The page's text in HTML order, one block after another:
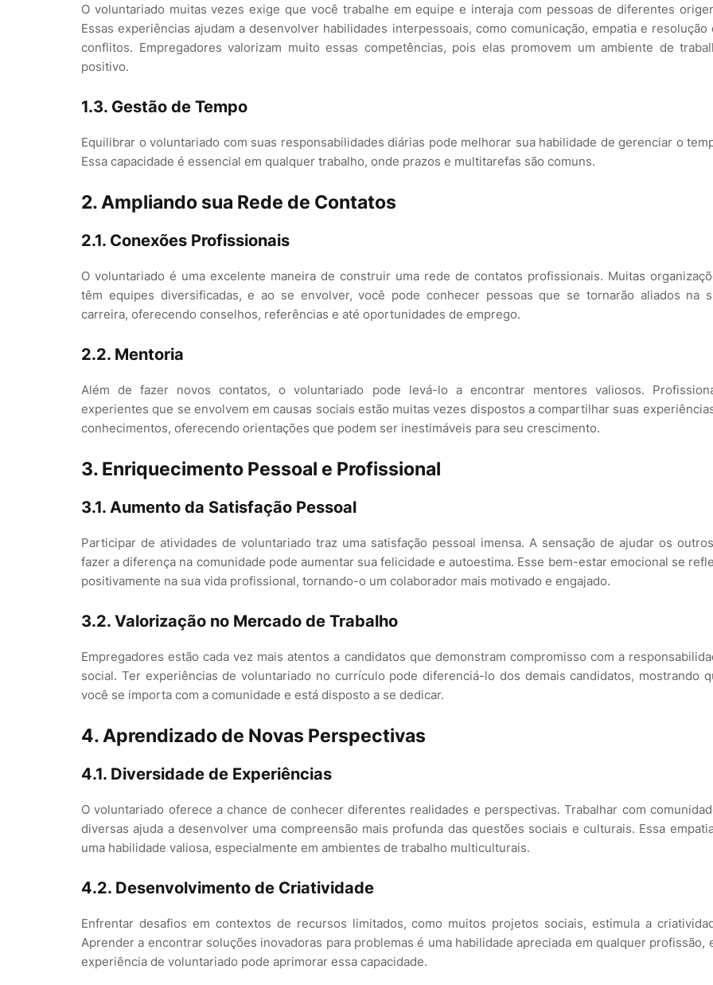
O voluntariado muitas vezes exige que você trabalhe em equipe e interaja com pessoas de diferentes
Essas experiências ajudam a desenvolver habilidades interpessoais, como comunicação, empatia e resolução
conflitos. Empregadores valorizam muito essas competências, pois elas promovem um ambiente de
positivo.
1.3. Gestão de Tempo
Equilibrar o voluntariado com suas responsabilidades diárias pode melhorar sua habilidade de gerenciar o
Essa capacidade é essencial em qualquer trabalho, onde prazos e multitarefas são comuns.
2. Ampliando sua Rede de Contatos
2.1. Conexões Profissionais
O voluntariado é uma excelente maneira de construir uma rede de contatos profissionais. Muitas
têm equipes diversificadas, e ao se envolver, você pode conhecer pessoas que se tornarão aliados na
carreira, oferecendo conselhos, referências e até oportunidades de emprego.
2.2. Mentoria
Além de fazer novos contatos, o voluntariado pode levá-lo a encontrar mentores valiosos.
experientes que se envolvem em causas sociais estão muitas vezes dispostos a compartilhar suas
conhecimentos, oferecendo orientações que podem ser inestimáveis para seu crescimento.
3. Enriquecimento Pessoal e Profissional
3.1. Aumento da Satisfação Pessoal
Participar de atividades de voluntariado traz uma satisfação pessoal imensa. A sensação de ajudar os
fazer a diferença na comunidade pode aumentar sua felicidade e autoestima. Esse bem-estar emocional se
positivamente na sua vida profissional, tornando-o um colaborador mais motivado e engajado.
3.2. Valorização no Mercado de Trabalho
Empregadores estão cada vez mais atentos a candidatos que demonstram compromisso com a
social. Ter experiências de voluntariado no currículo pode diferenciá-lo dos demais candidatos, mostrando
você se importa com a comunidade e está disposto a se dedicar.
4. Aprendizado de Novas Perspectivas
4.1. Diversidade de Experiências
O voluntariado oferece a chance de conhecer diferentes realidades e perspectivas. Trabalhar com
diversas ajuda a desenvolver uma compreensão mais profunda das questões sociais e culturais. Essa
uma habilidade valiosa, especialmente em ambientes de trabalho multiculturais.
4.2. Desenvolvimento de Criatividade
Enfrentar desafios em contextos de recursos limitados, como muitos projetos sociais, estimula a
Aprender a encontrar soluções inovadoras para problemas é uma habilidade apreciada em qualquer profissão,
experiência de voluntariado pode aprimorar essa capacidade.